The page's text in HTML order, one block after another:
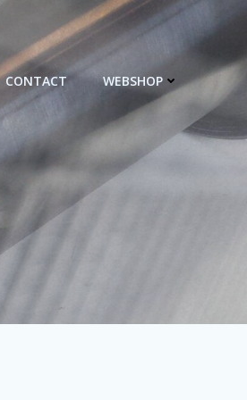
CONTACT WEBSHOP